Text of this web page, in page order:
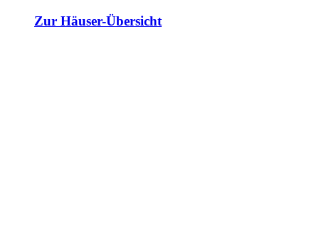
Zur Häuser-Übersicht